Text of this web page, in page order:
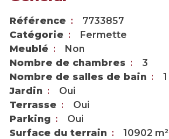
Référence
7733857
Catégorie
Fermette
Meublé
Non
Nombre de chambres
3
Nombre de salles de bain
1
Jardin
Oui
Terrasse
Oui
Parking
Oui
Surface du terrain
10902 m²